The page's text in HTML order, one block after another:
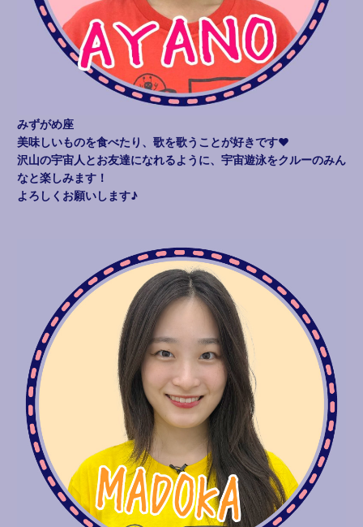
みずがめ座
美味しいものを食べたり、歌を歌うことが好きです♥
沢山の宇宙人とお友達になれるように、宇宙遊泳をクルーのみん
なと楽しみます！
よろしくお願いします♪